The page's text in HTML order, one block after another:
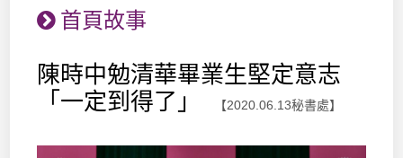
首頁故事
陳時中勉清華畢業生堅定意志
「一定到得了」
【2020.06.13秘書處】